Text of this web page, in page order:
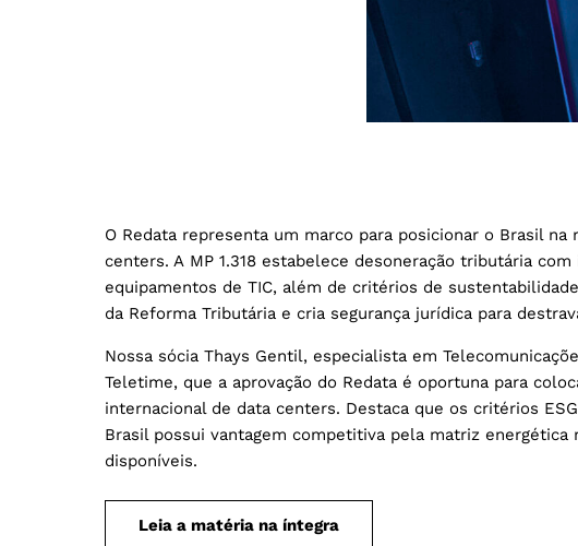
O Redata representa um marco para posicionar o Brasil
centers. A MP 1.318 estabelece desoneração tributária
equipamentos de TIC, além de critérios de
da Reforma Tributária e cria segurança jurídica para
Nossa sócia Thays Gentil, especialista em
Teletime, que a aprovação do Redata é oportuna para
internacional de data centers. Destaca que os critérios
Brasil possui vantagem competitiva pela matriz
disponíveis.
Leia a matéria na íntegra